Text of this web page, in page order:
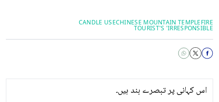
FIRE
CHINESE MOUNTAIN TEMPLE
CANDLE USE
TOURIST'S 'IRRESPONSIBLE
اس کہانی پر تبصرے بند ہیں۔